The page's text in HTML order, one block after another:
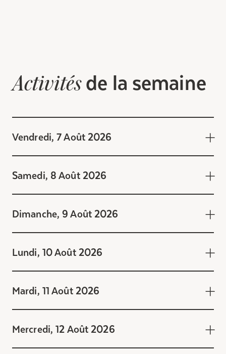
Activitésde la semaine
Vendredi, 7 Août 2026
Samedi, 8 Août 2026
Dimanche, 9 Août 2026
Lundi, 10 Août 2026
Mardi, 11 Août 2026
Mercredi, 12 Août 2026